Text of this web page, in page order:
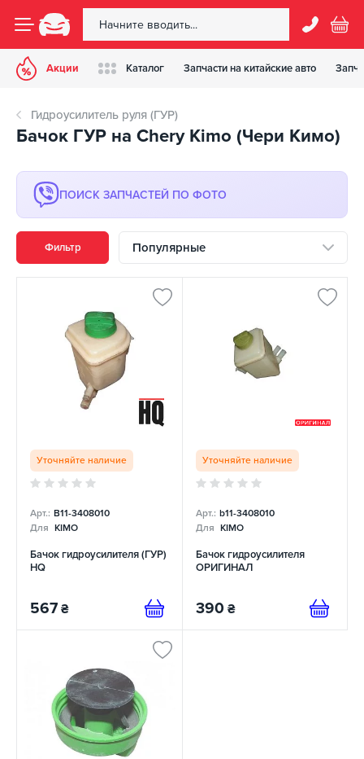
Акции Каталог Запчасти на китайские авто
Гидроусилитель руля (ГУР)
Бачок ГУР на Chery Kimo (Чери Кимо)
ПОИСК ЗАПЧАСТЕЙ ПО ФОТО
Фильтр Популярные
Уточняйте наличие
Арт.: B11-3408010
Для KIMO
Бачок гидроусилителя (ГУР)
HQ
567 ₴
Уточняйте наличие
Арт.: b11-3408010
Для KIMO
Бачок гидроусилителя
ОРИГИНАЛ
390 ₴